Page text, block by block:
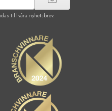
till våra nyhetsbrev.